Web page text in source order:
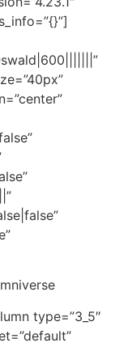
type=”3_5″